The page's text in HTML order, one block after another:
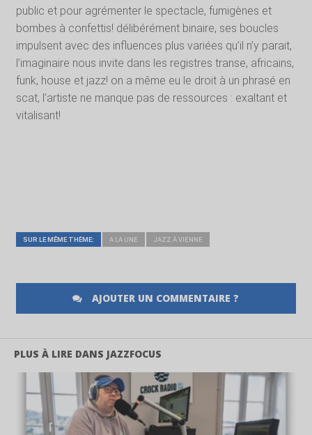
public et pour agrémenter le spectacle, fumigènes et
bombes à confettis! délibérément binaire, ses boucles
impulsent avec des influences plus variées qu’il n’y parait,
l’imaginaire nous invite dans les registres transe, africains,
funk, house et jazz! on a même eu le droit à un phrasé en
scat, l’artiste ne manque pas de ressources : exaltant et
vitalisant!
SUR LE MÊME THÈME: A LA UNE JAZZ À VIENNE
AJOUTER UN COMMENTAIRE ?
PLUS À LIRE DANS JAZZFOCUS